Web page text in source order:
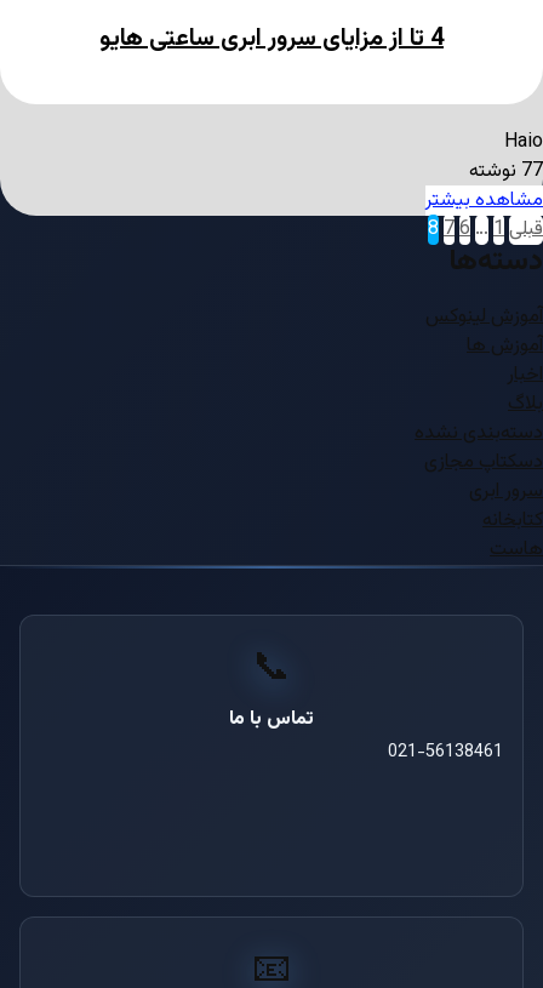
4 تا از مزایای سرور ابری ساعتی هایو
Haio
77 نوشته
مشاهده بیشتر
قبلی1
…
6
7
8
دسته‌ها
آموزش لینوکس
آموزش ها
اخبار
بلاگ
دسته‌بندی نشده
دسکتاپ مجازی
سرور ابری
کتابخانه
هاست
📞
تماس با ما
021-56138461
📧